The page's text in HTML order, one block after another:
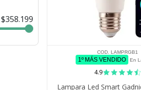
$358.199
COD. LAMPRGB1
1º MÁS VENDIDO En
4.9
Lampara Led Smart